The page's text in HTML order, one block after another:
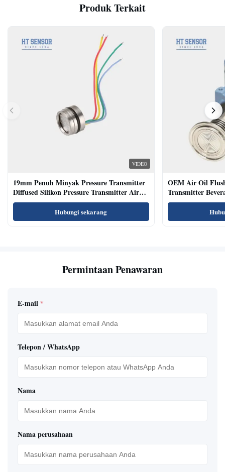
Produk Terkait
VIDEO
19mm Penuh Minyak Pressure Transmitter
Diffused Silikon Pressure Transmitter Air
Oil Test
Hubungi sekarang
OEM Air Oil
Transmitter
Sensor
Permintaan Penawaran
E-mail *
Telepon / WhatsApp
Nama
Nama perusahaan